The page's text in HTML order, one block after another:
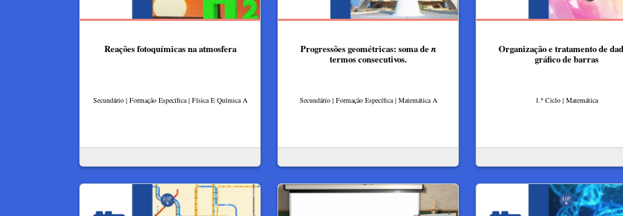
Reações fotoquímicas na atmosfera
Secundário | Formação Específica | Física E Química A
Progressões geométricas: soma de 𝑛
termos consecutivos.
Secundário | Formação Específica | Matemática A
Organização e tratamento de
gráfico de barras
1.º Ciclo | Matemática